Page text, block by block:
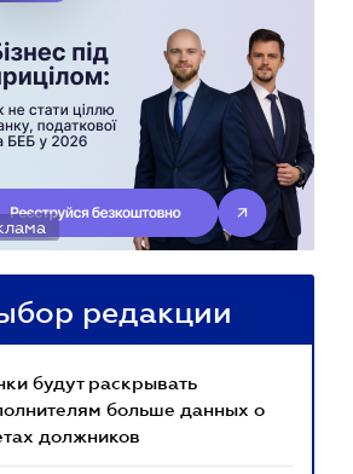
редакции
будут раскрывать
больше данных о
должников